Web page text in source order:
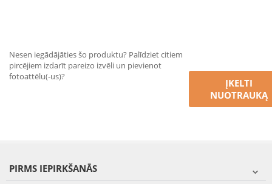
Nesen iegādājāties šo produktu? Palīdziet citiem
pircējiem izdarīt pareizo izvēli un pievienot
fotoattēlu(-us)?
ĮKELTI
NUOTRAUKĄ
PIRMS IEPIRKŠANĀS